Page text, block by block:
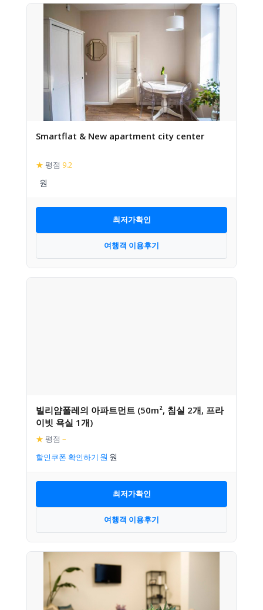
Smartflat & New apartment city center
★ 평점 9.2
최저가확인
여행객 이용후기
빌리얌폴레의 아파트먼트 (50m², 침실 2개, 프라
이빗 욕실 1개)
★ 평점 –
할인쿠폰 확인하기
최저가확인
여행객 이용후기